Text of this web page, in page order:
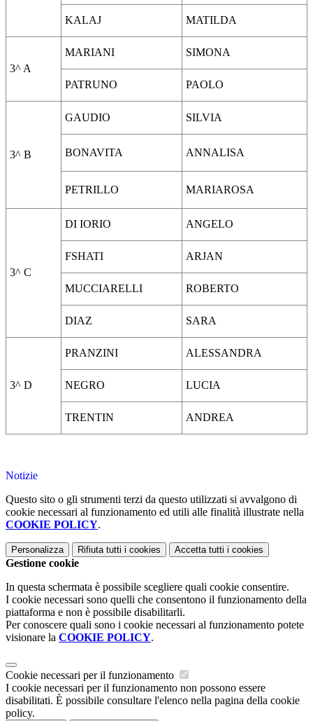
KALAJ MATILDA
3^ A
MARIANI SIMONA
PATRUNO PAOLO
3^ B
GAUDIO SILVIA
BONAVITA ANNALISA
PETRILLO MARIAROSA
3^ C
DI IORIO ANGELO
FSHATI ARJAN
MUCCIARELLI ROBERTO
DIAZ SARA
3^ D
PRANZINI ALESSANDRA
NEGRO LUCIA
TRENTIN ANDREA
Notizie
Questo sito o gli strumenti terzi da questo utilizzati si avvalgono di
cookie necessari al funzionamento ed utili alle finalità illustrate nella
COOKIE POLICY.
Personalizza Rifiuta tutti i cookies Accetta tutti i cookies
Gestione cookie
In questa schermata è possibile scegliere quali cookie consentire.
I cookie necessari sono quelli che consentono il funzionamento della
piattaforma e non è possibile disabilitarli.
Per conoscere quali sono i cookie necessari al funzionamento potete
visionare la COOKIE POLICY.
Cookie necessari per il funzionamento
I cookie necessari per il funzionamento non possono essere
disabilitati. È possibile consultare l'elenco nella pagina della cookie
policy.